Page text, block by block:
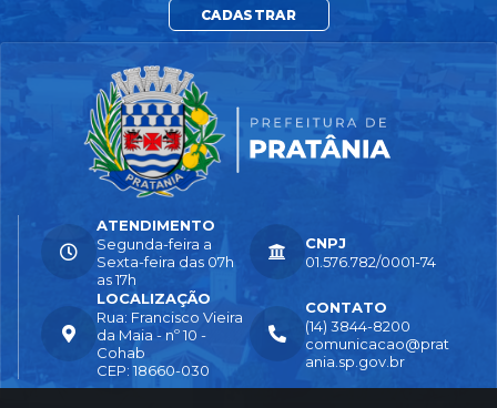
CADASTRAR
LOCALIZAÇÃO
Rua: Francisco Vieira
da Maia - nº 10 -
Cohab
CEP: 18660-030
CONTATO
(14) 3844-8200
comunicacao@prat
ania.sp.gov.br
ATENDIMENTO
Segunda-feira a
Sexta-feira das 07h
as 17h
CNPJ
01.576.782/0001-74